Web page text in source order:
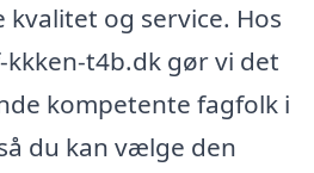
kvalitet og service. Hos
t4b.dk gør vi det
kompetente fagfolk i
du kan vælge den